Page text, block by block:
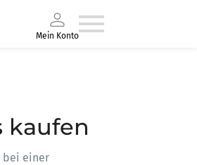
Mein Konto
kaufen
bei einer